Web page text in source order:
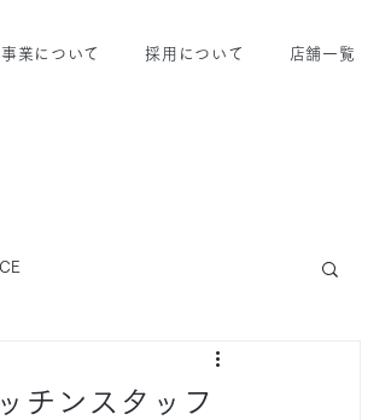
業について 採用について 店舗一覧
チンスタッフ